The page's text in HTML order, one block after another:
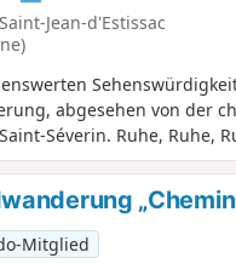
Jean-d'Estissac
abgesehen von der
Séverin. Ruhe, Ruhe,
Eine Abfolge von
und Brandschneisen
Abschnitt. Der letzte
ist
„Chemin
Mitglied